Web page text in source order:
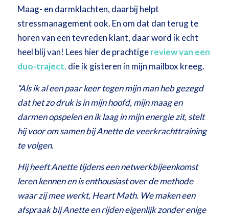
Maag- en darmklachten, daarbij helpt
stressmanagement ook. En om dat dan terug te
horen van een tevreden klant, daar word ik echt
heel blij van! Lees hier de prachtigereview van een
duo-traject, die ik gisteren in mijn mailbox kreeg.
“Als ik al een paar keer tegen mijn man heb gezegd
dat het zo druk is in mijn hoofd, mijn maag en
darmen opspelen en ik laag in mijn energie zit, stelt
hij voor om samen bij Anette de veerkrachttraining
te volgen.
Hij heeft Anette tijdens een netwerkbijeenkomst
leren kennen en is enthousiast over de methode
waar zij mee werkt, Heart Math. We maken een
afspraak bij Anette en rijden eigenlijk zonder enige